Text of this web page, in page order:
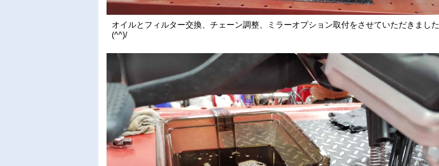
オイルとフィルター交換、チェーン調整、ミラーオプション取付をさせていただきました
(^^)/